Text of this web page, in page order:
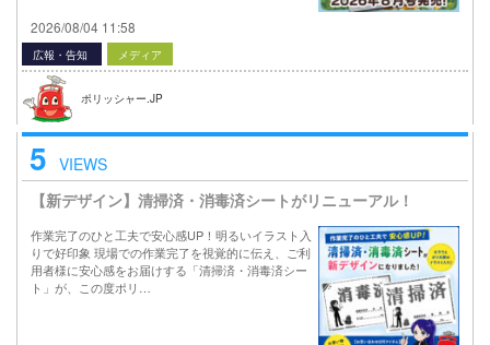
2026/08/04 11:58
広報・告知 メディア
ポリッシャー.JP
5 VIEWS
【新デザイン】清掃済・消毒済シートがリニューアル！
作業完了のひと工夫で安心感UP！明るいイラスト入
りで好印象 現場での作業完了を視覚的に伝え、ご利
用者様に安心感をお届けする「清掃済・消毒済シー
ト」が、この度ポリ…